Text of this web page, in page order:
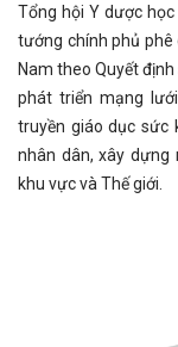
Tổng hội Y dược
tướng chính phủ phê
Nam theo Quyết
phát triển mạng
truyền giáo dục sức
nhân dân, xây dựng
khu vực và Thế giới.